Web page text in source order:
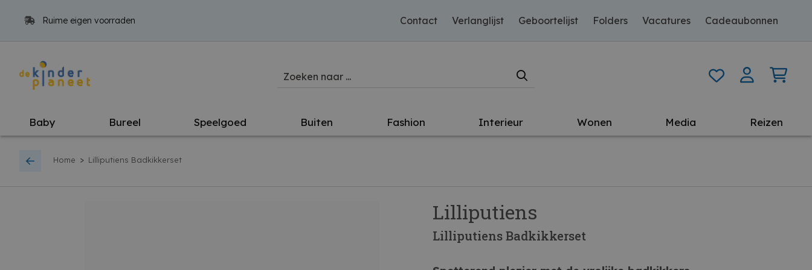
Ruime eigen voorraden Contact Verlanglijst Geboortelijst Folders Vacatures Cadeaubonnen
Baby Bureel Speelgoed Buiten Fashion Interieur Wonen Media Reizen
Home > Lilliputiens Badkikkerset
Lilliputiens
Lilliputiens Badkikkerset